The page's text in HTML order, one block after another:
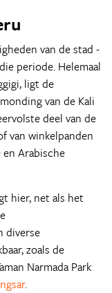
van de stad -
periode. Helemaal
ligt de
van de Kali
deel van de
van winkelpanden
Arabische
hier, net als het
diverse
zoals de
Narmada Park
.